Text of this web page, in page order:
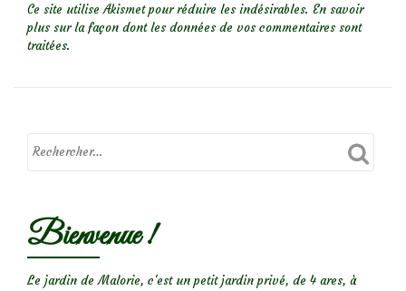
Ce site utilise Akismet pour réduire les indésirables. En savoir
plus sur la façon dont les données de vos commentaires sont
traitées.
Bienvenue !
Le jardin de Malorie, c'est un petit jardin privé, de 4 ares, à